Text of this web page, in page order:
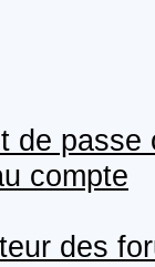
de passe
compte
des